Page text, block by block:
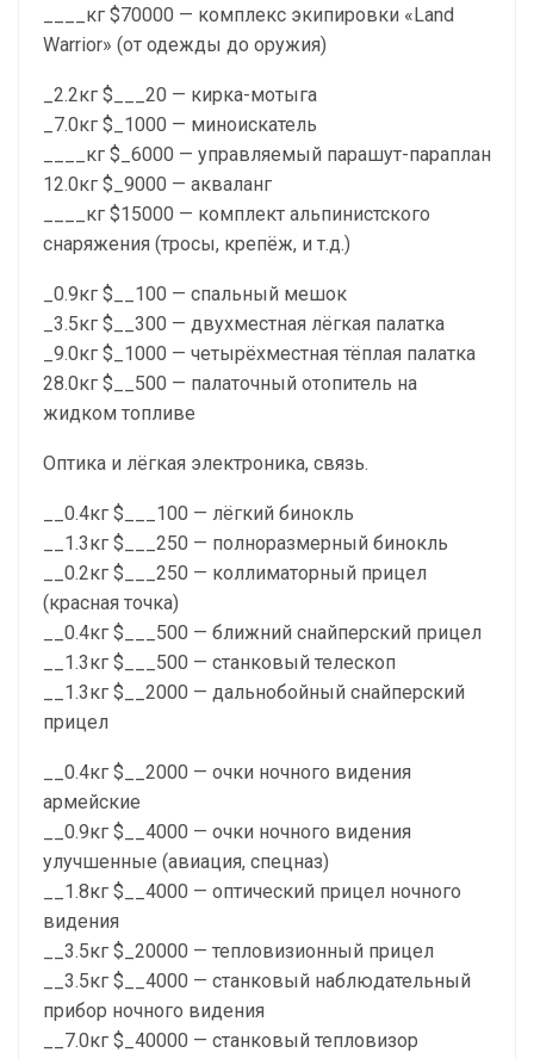
____кг $70000 — комплекс экипировки «Land
Warrior» (от одежды до оружия)
_2.2кг $___20 — кирка-мотыга
_7.0кг $_1000 — миноискатель
____кг $_6000 — управляемый парашут-параплан
12.0кг $_9000 — акваланг
____кг $15000 — комплект альпинистского
снаряжения (тросы, крепёж, и т.д.)
_0.9кг $__100 — спальный мешок
_3.5кг $__300 — двухместная лёгкая палатка
_9.0кг $_1000 — четырёхместная тёплая палатка
28.0кг $__500 — палаточный отопитель на
жидком топливе
Оптика и лёгкая электроника, связь.
__0.4кг $___100 — лёгкий бинокль
__1.3кг $___250 — полноразмерный бинокль
__0.2кг $___250 — коллиматорный прицел
(красная точка)
__0.4кг $___500 — ближний снайперский прицел
__1.3кг $___500 — станковый телескоп
__1.3кг $__2000 — дальнобойный снайперский
прицел
__0.4кг $__2000 — очки ночного видения
армейские
__0.9кг $__4000 — очки ночного видения
улучшенные (авиация, спецназ)
__1.8кг $__4000 — оптический прицел ночного
видения
__3.5кг $_20000 — тепловизионный прицел
__3.5кг $__4000 — станковый наблюдательный
прибор ночного видения
__7.0кг $_40000 — станковый тепловизор